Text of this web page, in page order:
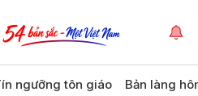
ngưỡng tôn giáo Bản làng